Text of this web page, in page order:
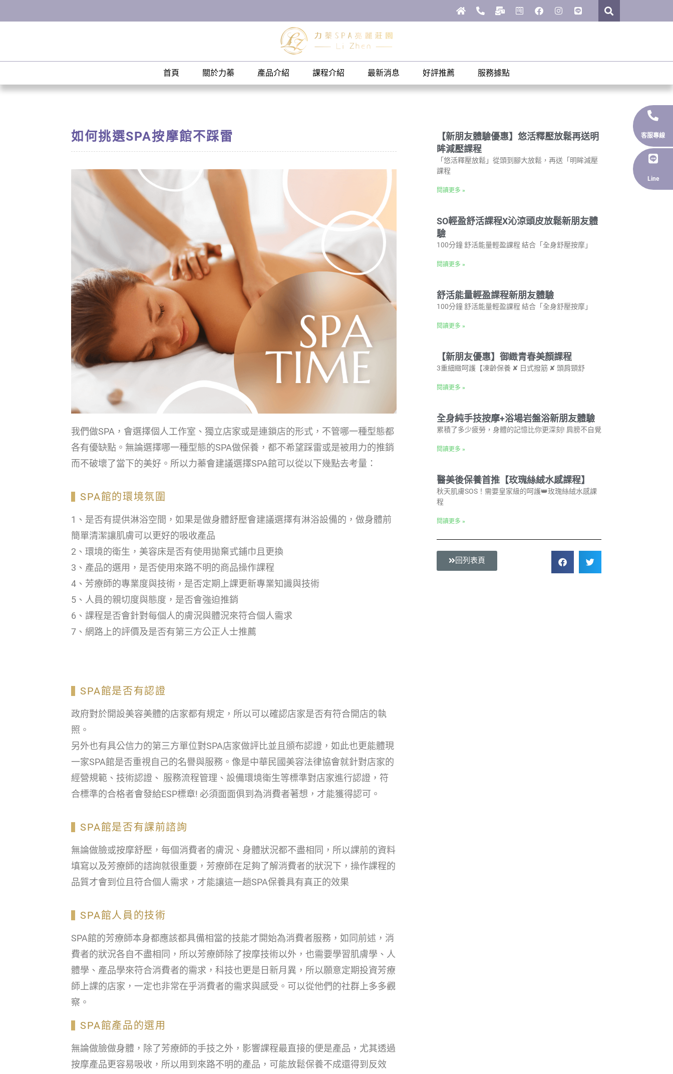
首頁 關於力蓁 產品介紹 課程介紹 最新消息 好評推薦 服務據點
如何挑選SPA按摩館不踩雷
我們做SPA，會選擇個人工作室、獨立店家或是連鎖店的形式，不管哪一種型態都
各有優缺點。無論選擇哪一種型態的SPA做保養，都不希望踩雷或是被用力的推銷
而不破壞了當下的美好。所以力蓁會建議選擇SPA館可以從以下幾點去考量：
SPA館的環境氛圍
1、是否有提供淋浴空間，如果是做身體舒壓會建議選擇有淋浴設備的，做身體前
簡單清潔讓肌膚可以更好的吸收產品
2、環境的衛生，美容床是否有使用拋棄式鋪巾且更換
3、產品的選用，是否使用來路不明的商品操作課程
4、芳療師的專業度與技術，是否定期上課更新專業知識與技術
5、人員的親切度與態度，是否會強迫推銷
6、課程是否會針對每個人的膚況與體況來符合個人需求
7、網路上的評價及是否有第三方公正人士推薦
SPA館是否有認證
政府對於開設美容美體的店家都有規定，所以可以確認店家是否有符合開店的執
照。
另外也有具公信力的第三方單位對SPA店家做評比並且頒布認證，如此也更能體現
一家SPA館是否重視自己的名譽與服務。像是中華民國美容法律協會就針對店家的
經營規範、技術認證、 服務流程管理、設備環境衛生等標準對店家進行認證，符
合標準的合格者會發給ESP標章! 必須面面俱到為消費者著想，才能獲得認可。
SPA館是否有課前諮詢
無論做臉或按摩舒壓，每個消費者的膚況、身體狀況都不盡相同，所以課前的資料
填寫以及芳療師的諮詢就很重要，芳療師在足夠了解消費者的狀況下，操作課程的
品質才會到位且符合個人需求，才能讓這一趟SPA保養具有真正的效果
SPA館人員的技術
SPA館的芳療師本身都應該都具備相當的技能才開始為消費者服務，如同前述，消
費者的狀況各自不盡相同，所以芳療師除了按摩技術以外，也需要學習肌膚學、人
體學、產品學來符合消費者的需求，科技也更是日新月異，所以願意定期投資芳療
師上課的店家，一定也非常在乎消費者的需求與感受。可以從他們的社群上多多觀
察。
SPA館產品的選用
無論做臉做身體，除了芳療師的手技之外，影響課程最直接的便是產品，尤其透過
按摩產品更容易吸收，所以用到來路不明的產品，可能放鬆保養不成還得到反效
【新朋友體驗優惠】悠活釋壓放鬆再送明
眸減壓課程
「悠活釋壓放鬆」從頭到腳大放鬆，再送「明眸減壓
課程
閱讀更多 »
SO輕盈舒活課程X沁涼頭皮放鬆新朋友體
驗
100分鐘 舒活能量輕盈課程 結合「全身舒壓按摩」
閱讀更多 »
舒活能量輕盈課程新朋友體驗
100分鐘 舒活能量輕盈課程 結合「全身舒壓按摩」
閱讀更多 »
【新朋友優惠】御緻青春美顏課程
3重細緻呵護【凍齡保養 ✘ 日式撥筋 ✘ 頭肩頸舒
閱讀更多 »
全身純手技按摩+浴場岩盤浴新朋友體驗
累積了多少疲勞，身體的記憶比你更深刻! 肩膀不自覺
閱讀更多 »
醫美後保養首推【玫瑰絲絨水感課程】
秋天肌膚SOS！需要皇家級的呵護👑玫瑰絲絨水感課
程
閱讀更多 »
回列表頁
客服專線
Line